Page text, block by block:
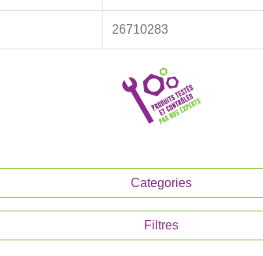
26710283
Categories
Filtres